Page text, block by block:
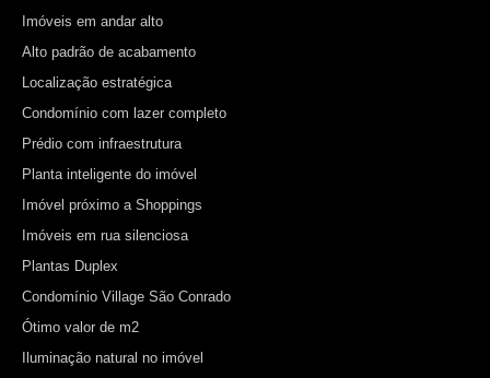
Imóveis em andar alto
Alto padrão de acabamento
Localização estratégica
Condomínio com lazer completo
Prédio com infraestrutura
Planta inteligente do imóvel
Imóvel próximo a Shoppings
Imóveis em rua silenciosa
Plantas Duplex
Condomínio Village São Conrado
Ótimo valor de m2
Iluminação natural no imóvel